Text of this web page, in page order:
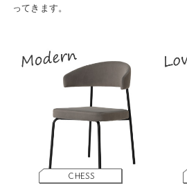
ってきます。
CHESS